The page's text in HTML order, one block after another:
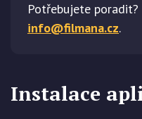
Potřebujete
info@filmana.cz.
Instalace